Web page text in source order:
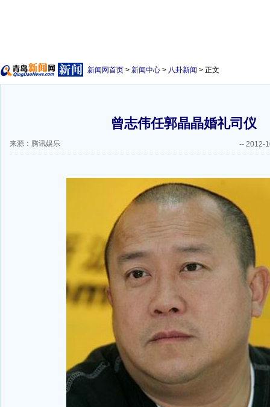
新闻网首页 > 新闻中心 > 八卦新闻 > 正文
曾志伟任郭晶晶婚礼司仪
来源：腾讯娱乐 -- 2012-